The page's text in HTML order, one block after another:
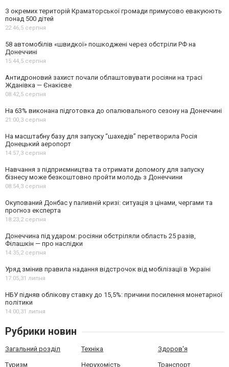
З окремих територій Краматорської громади примусово евакуюють
понад 500 дітей
22:46,5 серпня
58 автомобілів «швидкої» пошкоджені через обстріли РФ на
Донеччині
15:44,5 серпня
Антидроновий захист почали облаштовувати росіяни на трасі
Жданівка — Єнакієве
08:42,5 серпня
На 63% виконана підготовка до опалювального сезону на Донеччині
21:00,3 серпня
На масштабну базу для запуску “шахедів” перетворила Росія
Донецький аеропорт
14:57,3 серпня
Навчання з підприємництва та отримати допомогу для запуску
бізнесу може безкоштовно пройти молодь з Донеччини
08:54,3 серпня
Окупований Донбас у паливній кризі: ситуація з цінами, чергами та
прогноз експерта
18:23,2 серпня
Донеччина під ударом: росіяни обстріляли область 25 разів,
Філашкін — про наслідки
14:35,2 серпня
Уряд змінив правила надання відстрочок від мобілізації в Україні
17:05,31 липня
НБУ підняв облікову ставку до 15,5%: причини посилення монетарної
політики
14:00,31 липня
Рубрики новин
Загальний розділ Техніка Здоров'я
Туризм Нерухомість Транспорт